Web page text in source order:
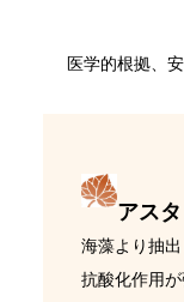
医学的根拠、
アス
海藻より抽
抗酸化作用